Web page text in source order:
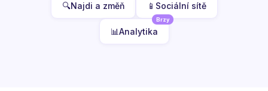
🔍Najdi a změň 📱 Sociální sítě
📊Analytika
Brzy